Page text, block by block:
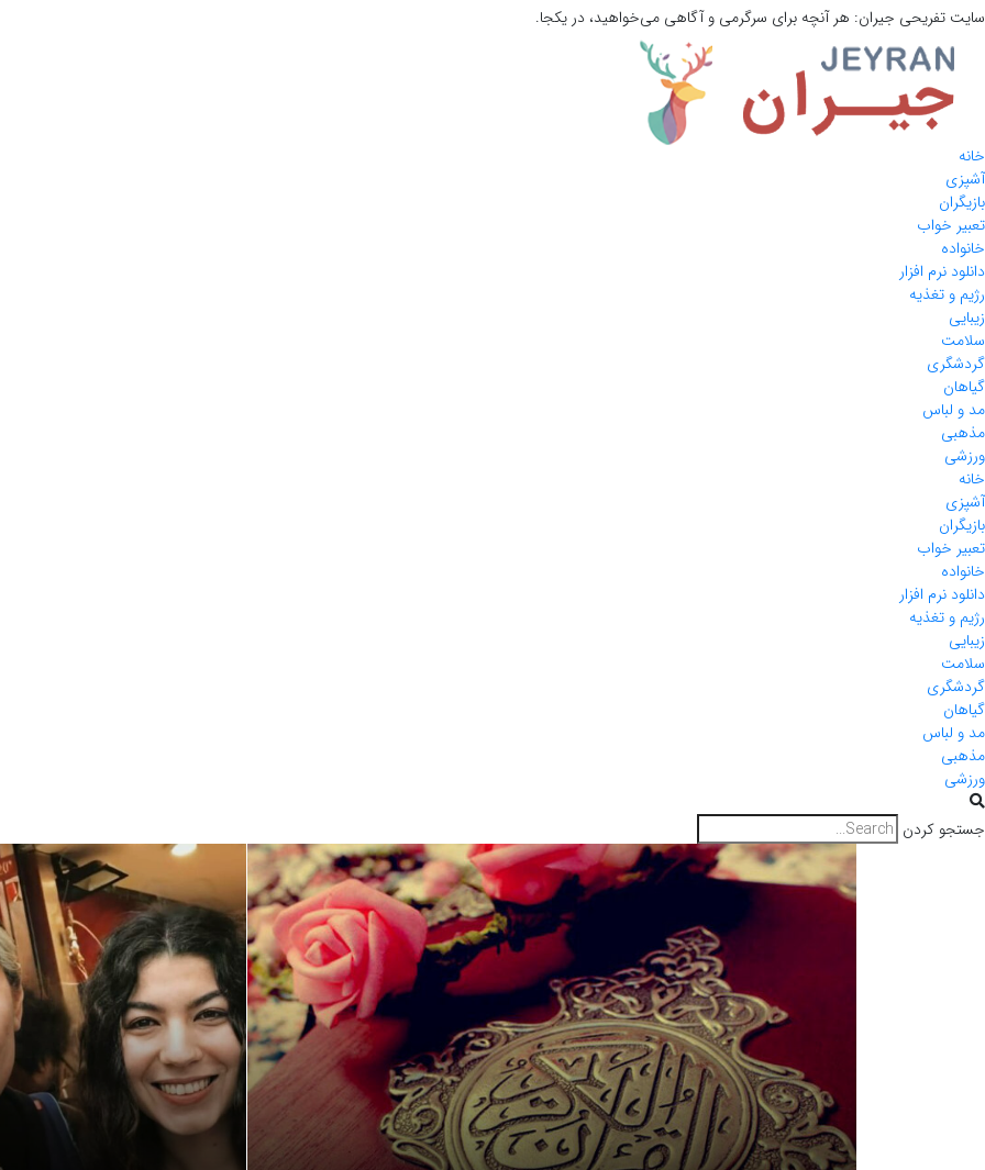
سایت تفریحی جیران: هر آنچه برای سرگرمی و آگاهی می‌خواهید، در یکجا.
خانه
آشپزی
بازیگران
تعبیر خواب
خانواده
دانلود نرم افزار
رژیم و تغذیه
زیبایی
سلامت
گردشگری
گیاهان
مد و لباس
مذهبی
ورزشی
خانه
آشپزی
بازیگران
تعبیر خواب
خانواده
دانلود نرم افزار
رژیم و تغذیه
زیبایی
سلامت
گردشگری
گیاهان
مد و لباس
مذهبی
ورزشی
جستجو کردن